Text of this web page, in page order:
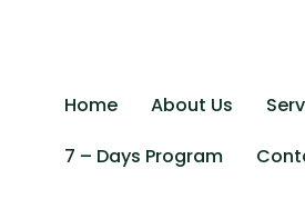
Home About Us
7 – Days Program